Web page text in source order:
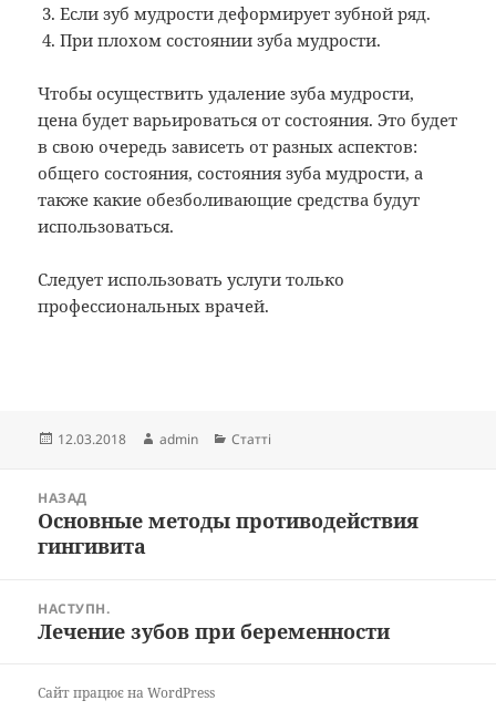
Если зуб мудрости деформирует зубной ряд.
При плохом состоянии зуба мудрости.
Чтобы осуществить удаление зуба мудрости,
цена будет варьироваться от состояния. Это будет
в свою очередь зависеть от разных аспектов:
общего состояния, состояния зуба мудрости, а
также какие обезболивающие средства будут
использоваться.
Следует использовать услуги только
профессиональных врачей.
Опубліковано
12.03.2018 Автор
admin Категорії
Статті
записівНАЗАД
Попередній
запис:
Основные методы противодействия
гингивита
НАСТУПН.
Наступний
Лечение зубов при беременности
Сайт працює на WordPress